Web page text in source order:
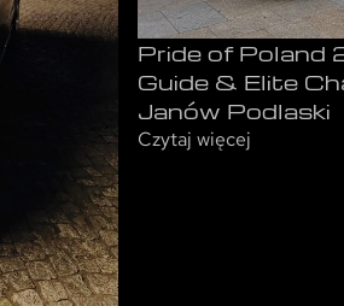
Pride of Poland
Guide & Elite
Janów Podlaski
Czytaj więcej